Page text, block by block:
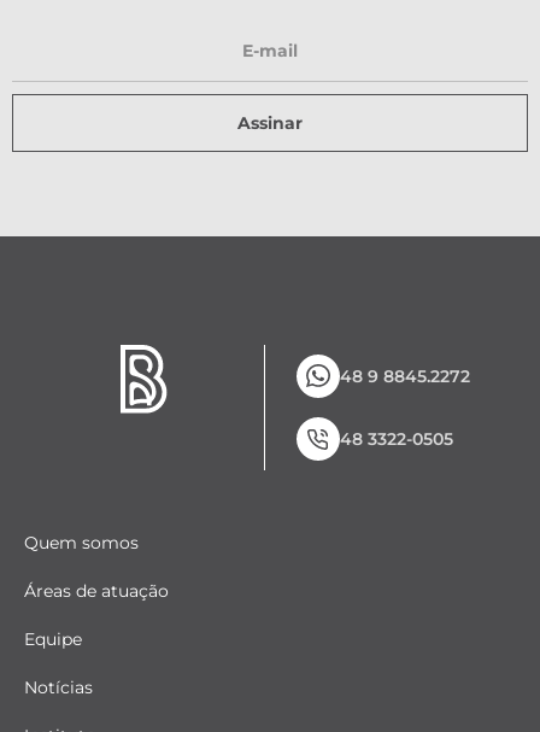
Assinar
48 9 8845.2272
48 3322-0505
Quem somos
Áreas de atuação
Equipe
Notícias